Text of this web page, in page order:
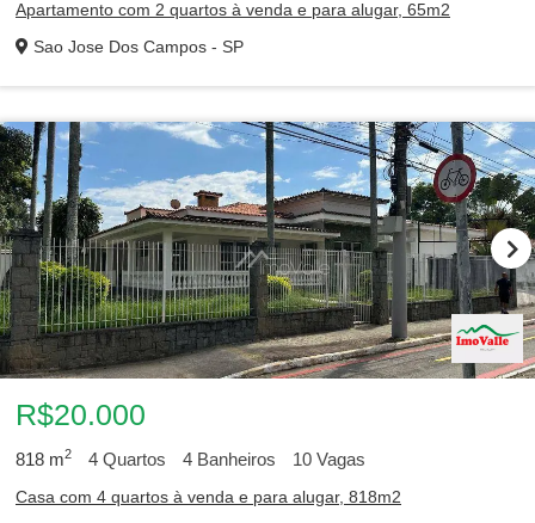
Apartamento com 2 quartos à venda e para alugar, 65m2
Sao Jose Dos Campos - SP
R$20.000
818 m2 4 Quartos 4 Banheiros 10 Vagas
Casa com 4 quartos à venda e para alugar, 818m2